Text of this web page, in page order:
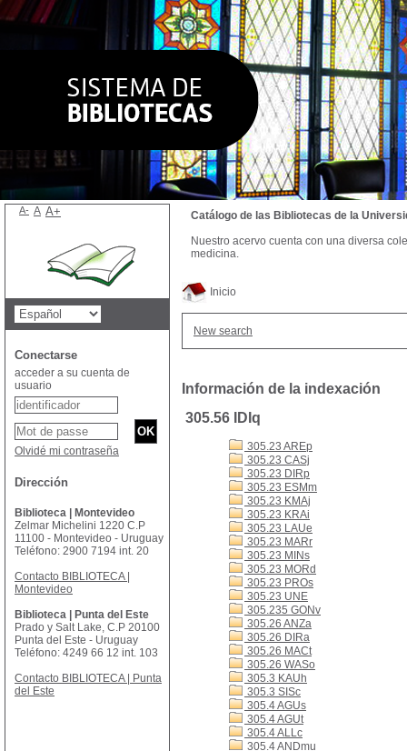
Inicio
New search
Información de la indexación
305.56 IDIq
305.23 AREp
305.23 CASj
305.23 DIRp
305.23 ESMm
305.23 KMAj
305.23 KRAi
305.23 LAUe
305.23 MARr
305.23 MINs
305.23 MORd
305.23 PROs
305.23 UNE
305.235 GONv
305.26 ANZa
305.26 DIRa
305.26 MACt
305.26 WASo
305.3 KAUh
305.3 SISc
305.4 AGUs
305.4 AGUt
305.4 ALLc
305.4 ANDmu
Catálogo de las Bibliotecas de la
Nuestro acervo cuenta con una diversa
medicina.
A- A A+
Conectarse
acceder a su cuenta de
usuario
Olvidé mi contraseña
Dirección
Biblioteca | Montevideo
Zelmar Michelini 1220 C.P
11100 - Montevideo - Uruguay
Teléfono: 2900 7194 int. 20
Contacto BIBLIOTECA |
Montevideo
Biblioteca | Punta del Este
Prado y Salt Lake, C.P 20100
Punta del Este - Uruguay
Teléfono: 4249 66 12 int. 103
Contacto BIBLIOTECA | Punta
del Este